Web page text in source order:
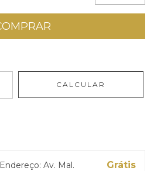
CALCULAR
Endereço: Av. Mal.
Grátis